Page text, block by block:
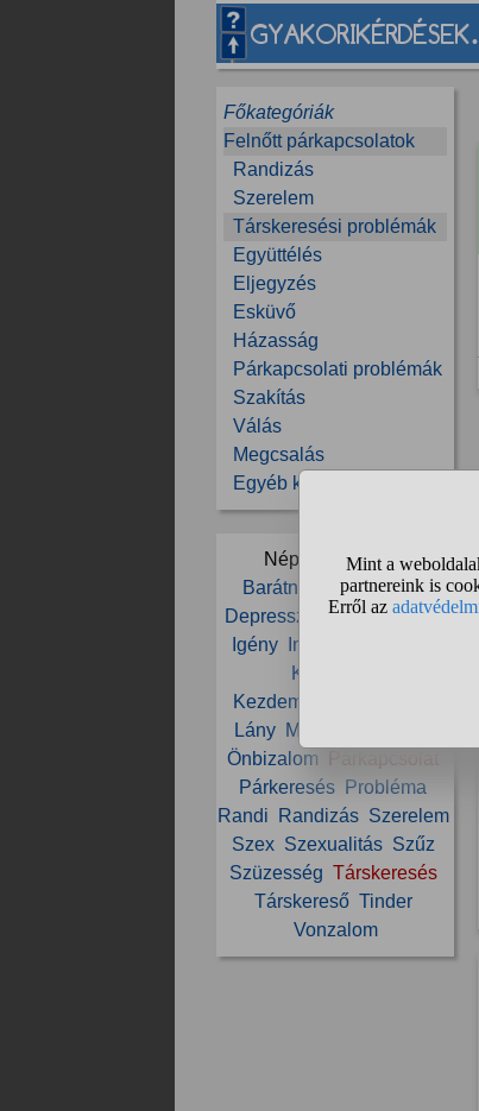
Főkategóriák
Felnőtt párkapcsolatok
Randizás
Szerelem
Társkeresési problémák
Együttélés
Eljegyzés
Esküvő
Házasság
Párkapcsolati problémák
Szakítás
Válás
Megcsalás
Egyéb kérdések
Népszerű témák:
Barátnő
Beszélgetés
Depresszió
Elvárás Férfi
Igény
Incel
Kapcsolat
Kezdeményezés
Lány Magány
Önbizalom
Párkeresés Probléma
Randi
Randizás Szerelem
Szex Szexualitás Szűz
Szüzesség Társkeresés
Társkereső Tinder
Vonzalom